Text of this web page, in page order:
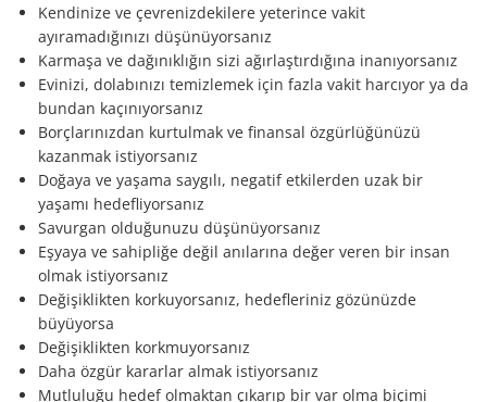
Kendinize ve çevrenizdekilere yeterince vakit
ayıramadığınızı düşünüyorsanız
Karmaşa ve dağınıklığın sizi ağırlaştırdığına inanıyorsanız
Evinizi, dolabınızı temizlemek için fazla vakit harcıyor ya da
bundan kaçınıyorsanız
Borçlarınızdan kurtulmak ve finansal özgürlüğünüzü
kazanmak istiyorsanız
Doğaya ve yaşama saygılı, negatif etkilerden uzak bir
yaşamı hedefliyorsanız
Savurgan olduğunuzu düşünüyorsanız
Eşyaya ve sahipliğe değil anılarına değer veren bir insan
olmak istiyorsanız
Değişiklikten korkuyorsanız, hedefleriniz gözünüzde
büyüyorsa
Değişiklikten korkmuyorsanız
Daha özgür kararlar almak istiyorsanız
Mutluluğu hedef olmaktan çıkarıp bir var olma biçimi